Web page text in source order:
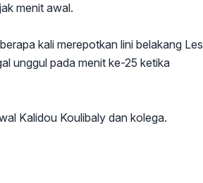
menit awal.
kali merepotkan lini belakang Les
unggul pada menit ke-25 ketika
Kalidou Koulibaly dan kolega.